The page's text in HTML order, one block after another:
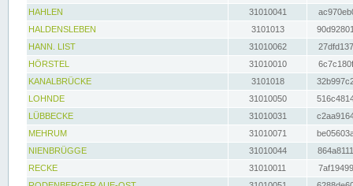
HAHLEN
31010041
HALDENSLEBEN
3101013
HANN. LIST
31010062
HÖRSTEL
31010010
KANALBRÜCKE
3101018
LOHNDE
31010050
LÜBBECKE
31010031
MEHRUM
31010071
NIENBRÜGGE
31010044
RECKE
31010011